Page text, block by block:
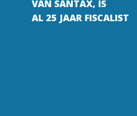
VAN SANTAX, IS
AL 25 JAAR FISCALIST